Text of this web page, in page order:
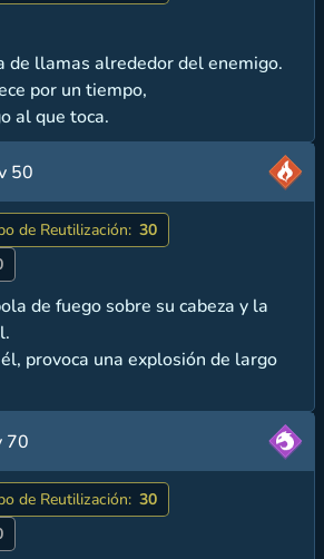
de llamas alrededor del enemigo.
por un tiempo,
al que toca.
50
de Reutilización: 30
de fuego sobre su cabeza y la
provoca una explosión de largo
70
de Reutilización: 30